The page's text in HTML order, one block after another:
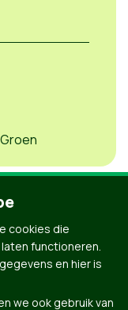
cookies die
functioneren.
en hier is
we ook gebruik van